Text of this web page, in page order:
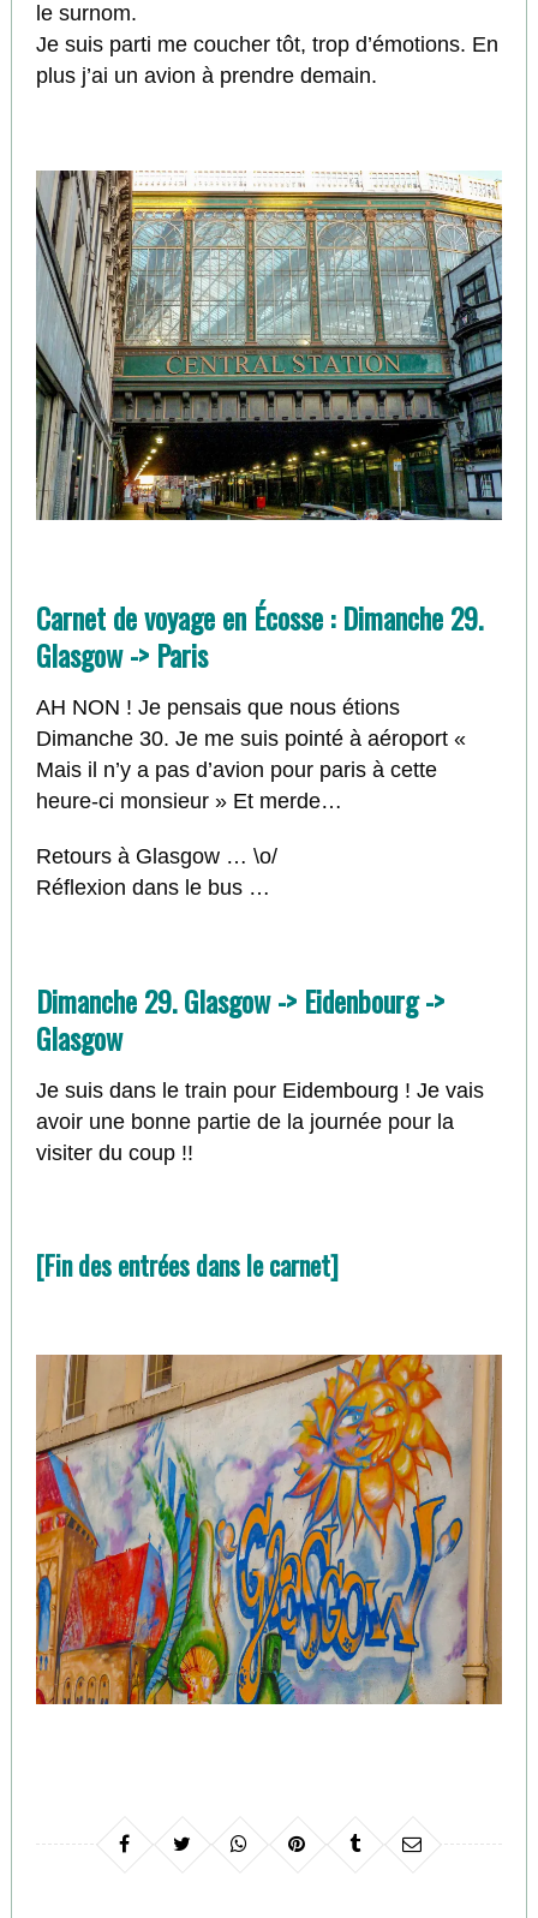
le surnom.
Je suis parti me coucher tôt, trop d’émotions. En
plus j’ai un avion à prendre demain.
Carnet de voyage en Écosse : Dimanche 29.
Glasgow -> Paris
AH NON ! Je pensais que nous étions
Dimanche 30. Je me suis pointé à aéroport «
Mais il n’y a pas d’avion pour paris à cette
heure-ci monsieur » Et merde…
Retours à Glasgow … \o/
Réflexion dans le bus …
Dimanche 29. Glasgow -> Eidenbourg ->
Glasgow
Je suis dans le train pour Eidembourg ! Je vais
avoir une bonne partie de la journée pour la
visiter du coup !!
[Fin des entrées dans le carnet]